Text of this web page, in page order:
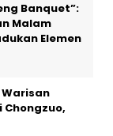
Banquet”:
Malam
Elemen
Chongzuo,